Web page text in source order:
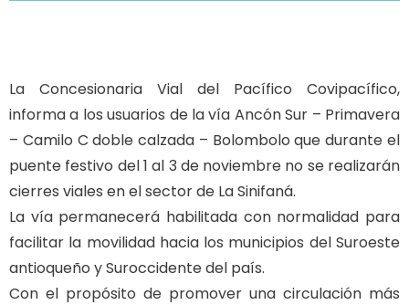
La Concesionaria Vial del Pacífico Covipacífico,
informa a los usuarios de la vía Ancón Sur – Primavera
– Camilo C doble calzada – Bolombolo que durante el
puente festivo del 1 al 3 de noviembre no se realizarán
cierres viales en el sector de La Sinifaná.
La vía permanecerá habilitada con normalidad para
facilitar la movilidad hacia los municipios del Suroeste
antioqueño y Suroccidente del país.
Con el propósito de promover una circulación más